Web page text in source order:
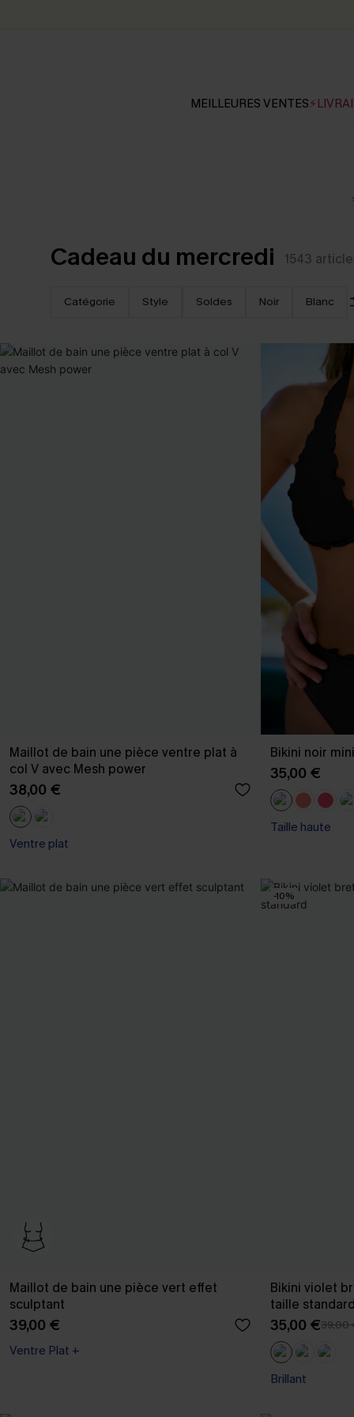
MEILLEURES VENTES
Cadeau du mercredi 1543
Catégorie Style Soldes Noir Blanc
Maillot de bain une pièce ventre plat à
col V avec Mesh power
38,00 €
Ventre plat
Bikini noir
35,00 €
Taille haute
Maillot de bain une pièce vert effet
sculptant
39,00 €
Ventre Plat +
-10%
Bikini violet
taille
35,00 €39,00
Brillant